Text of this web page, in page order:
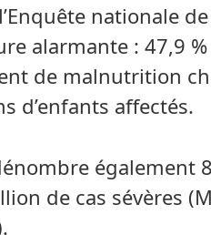
nationale
alarmante : 47,9
de malnutrition
d’enfants affectés.
également
de cas sévères